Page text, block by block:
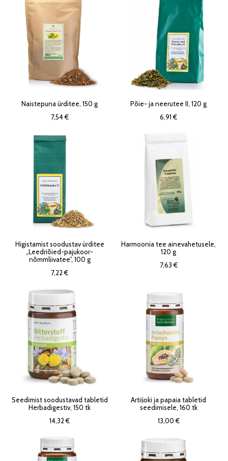
Naistepuna ürditee, 150 g
7,54 €
Põie- ja neerutee II, 120 g
6,91 €
Higistamist soodustav ürditee
„Leedriõied-pajukoor-
nõmmliivatee”, 100 g
7,22 €
Harmoonia tee ainevahetusele,
120 g
7,63 €
Seedimist soodustavad tabletid
Herbadigestiv, 150 tk
14,32 €
Artišoki ja papaia tabletid
seedimisele, 160 tk
13,00 €